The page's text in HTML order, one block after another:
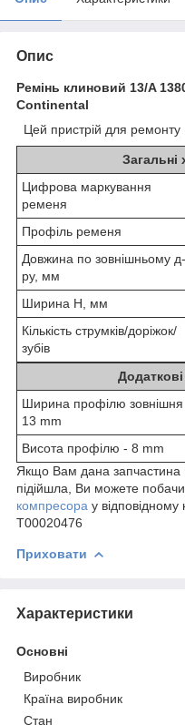
Опис
Ремінь клиновий 13/A
Continental
Цей пристрій для ремонту
Загальні
Цифрова маркування
ременя
Профіль ременя
Довжина по зовнішньому д-
ру, мм
Ширина H, мм
Кількість струмків/доріжок/
зубів
Ширина профілю зовнішня
13 mm
Висота профілю - 8 mm
Якщо Вам дана запчастина
підійшла, Ви можете
компресора у відповідному
Т00020476
Приховати
Характеристики
Основні
Виробник
Країна виробник
Стан